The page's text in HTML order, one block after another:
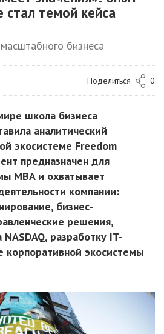
стал темой кейса
бизнеса
Поделиться 0
школа бизнеса
аналитический
экосистеме Freedom
предназначен для
MBA и охватывает
компании:
бизнес-
решения,
разработку IT-
корпоративной экосистемы